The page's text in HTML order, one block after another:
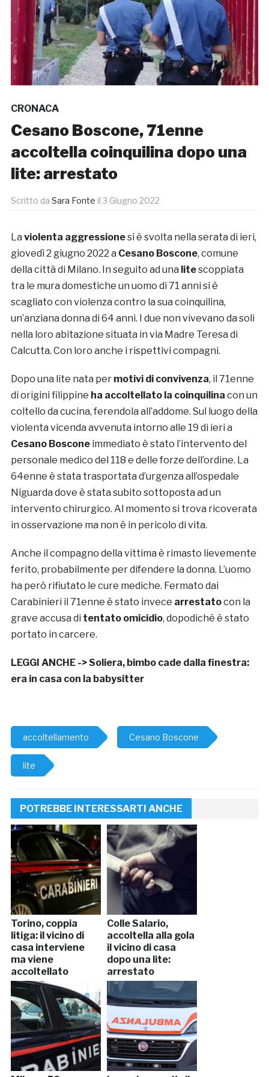
CRONACA
Cesano Boscone, 71enne
accoltella coinquilina dopo una
lite: arrestato
Scritto da Sara Fonte il 3 Giugno 2022
La violenta aggressionesi è svolta nella serata di ieri,
giovedì 2 giugno 2022 a Cesano Boscone, comune
della città di Milano. In seguito ad una litescoppiata
tra le mura domestiche un uomo di 71 anni si è
scagliato con violenza contro la sua coinquilina,
un’anziana donna di 64 anni. I due non vivevano da soli
nella loro abitazione situata in via Madre Teresa di
Calcutta. Con loro anche i rispettivi compagni.
Dopo una lite nata per motivi di convivenza, il 71enne
di origini filippine ha accoltellato la coinquilina con un
coltello da cucina, ferendola all’addome. Sul luogo della
violenta vicenda avvenuta intorno alle 19 di ieri a
Cesano Boscone immediato è stato l’intervento del
personale medico del 118 e delle forze dell’ordine. La
64enne è stata trasportata d’urgenza all’ospedale
Niguarda dove è stata subito sottoposta ad un
intervento chirurgico. Al momento si trova ricoverata
in osservazione ma non è in pericolo di vita.
Anche il compagno della vittima è rimasto lievemente
ferito, probabilmente per difendere la donna. L’uomo
ha però rifiutato le cure mediche. Fermato dai
Carabinieri il 71enne è stato invece arrestatocon la
grave accusa di tentato omicidio, dopodiché è stato
portato in carcere.
LEGGI ANCHE ->Soliera, bimbo cade dalla finestra:
era in casa con la babysitter
accoltellamento Cesano Boscone
lite
POTREBBE INTERESSARTI ANCHE
Torino, coppia
litiga: il vicino di
casa interviene
ma viene
accoltellato
Colle Salario,
accoltella alla gola
il vicino di casa
dopo una lite:
arrestato